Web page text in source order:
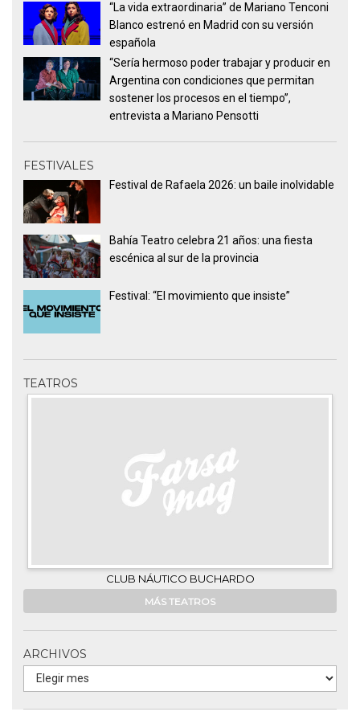
“La vida extraordinaria” de Mariano Tenconi
Blanco estrenó en Madrid con su versión
española
“Sería hermoso poder trabajar y producir en
Argentina con condiciones que permitan
sostener los procesos en el tiempo”,
entrevista a Mariano Pensotti
FESTIVALES
Festival de Rafaela 2026: un baile inolvidable
Bahía Teatro celebra 21 años: una fiesta
escénica al sur de la provincia
Festival: “El movimiento que insiste”
TEATROS
CLUB NÁUTICO BUCHARDO
MÁS TEATROS
ARCHIVOS